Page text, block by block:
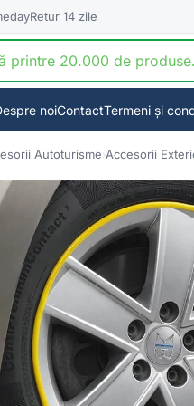
Retur 14 zile
noiContactTermeni și
Autoturisme Accesorii